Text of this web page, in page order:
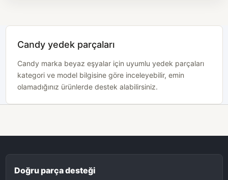
Candy yedek parçaları
Candy marka beyaz eşyalar için uyumlu yedek parçaları
kategori ve model bilgisine göre inceleyebilir, emin
olamadığınız ürünlerde destek alabilirsiniz.
Doğru parça desteği